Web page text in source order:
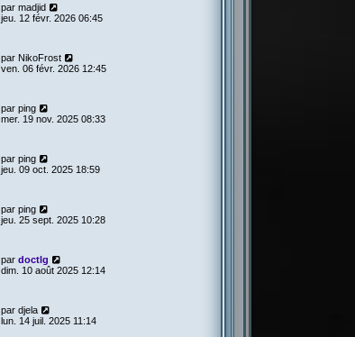
par madjid
jeu. 12 févr. 2026 06:45
par NikoFrost
ven. 06 févr. 2026 12:45
par ping
mer. 19 nov. 2025 08:33
par ping
jeu. 09 oct. 2025 18:59
par ping
jeu. 25 sept. 2025 10:28
par doctlg
dim. 10 août 2025 12:14
par djela
lun. 14 juil. 2025 11:14